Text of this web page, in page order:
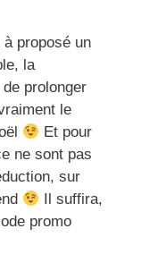
à proposé un
la
de prolonger
le
Et pour
ne sont pas
sur
Il suffira,
promo